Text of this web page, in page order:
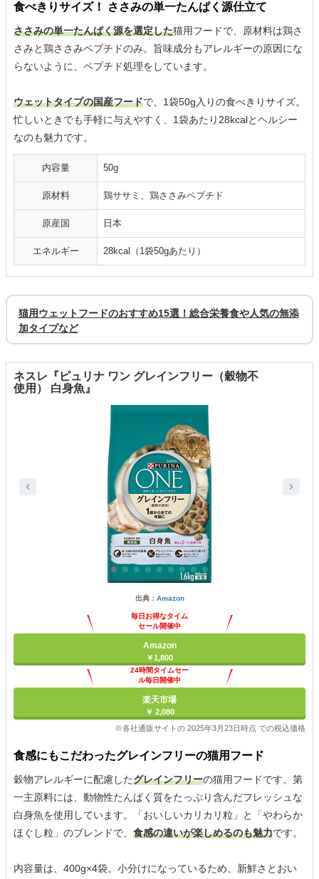
食べきりサイズ！ ささみの単一たんぱく源仕立て
ささみの単一たんぱく源を選定した猫用フードで、原材料は鶏さ
さみと鶏ささみペプチドのみ。旨味成分もアレルギーの原因にな
らないように、ペプチド処理をしています。
ウェットタイプの国産フードで、1袋50g入りの食べきりサイズ。
忙しいときでも手軽に与えやすく、1袋あたり28kcalとヘルシー
なのも魅力です。
内容量 50g
原材料 鶏ササミ、鶏ささみペプチド
原産国 日本
エネルギー 28kcal（1袋50gあたり）
猫用ウェットフードのおすすめ15選！総合栄養食や人気の無添
加タイプなど
ネスレ『ピュリナ ワン グレインフリー（穀物不
使用） 白身魚』
出典： Amazon
毎日お得なタイム
セール開催中
Amazon
￥1,800
24時間タイムセー
ル毎日開催中
楽天市場
￥ 2,080
※各社通販サイトの 2025年3月23日時点 での税込価格
食感にもこだわったグレインフリーの猫用フード
穀物アレルギーに配慮したグレインフリーの猫用フードです。第
一主原料には、動物性たんぱく質をたっぷり含んだフレッシュな
白身魚を使用しています。「おいしいカリカリ粒」と「やわらか
ほぐし粒」のブレンドで、 食感の違いが楽しめるのも魅力です。
内容量は、400g×4袋。小分けになっているため、新鮮さとおい